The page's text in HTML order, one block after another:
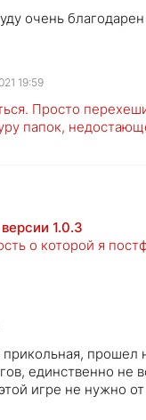
очень благодарен
19:59
Просто
папок,
1.0.3
о которой я
единственно не
игре не нужно